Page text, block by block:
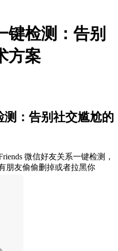
键检测：告别
方案
：告别社交尴尬的
微信好友关系一键检测，
朋友偷偷删掉或者拉黑你